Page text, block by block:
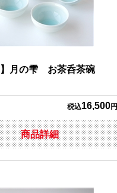
】月の雫 お茶呑茶碗
税込16,500円
商品詳細